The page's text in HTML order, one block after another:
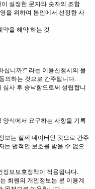
설정한 문자와 숫자의 조합
을 위하여 본인에서 선정한 사
을 해약 하는 것
니까?" 라는 이용신청시의 물
의하는 것으로 간주됩니다.
사 후 승낙함으로써 성립합니
식에서 요구하는 사항을 기록
보는 실제 데이터인 것으로 간주
는 법적인 보호를 받을 수 없으
보보호정책이 적용됩니다.
회원의 개인정보는 본 이용계